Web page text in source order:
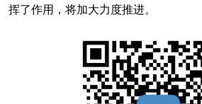
挥了作用，将加大力度推进。